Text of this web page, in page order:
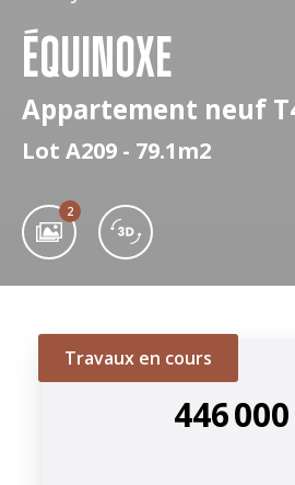
ÉQUINOXE
Appartement neuf
Lot A209 - 79.1m2
2
Travaux en cours
446